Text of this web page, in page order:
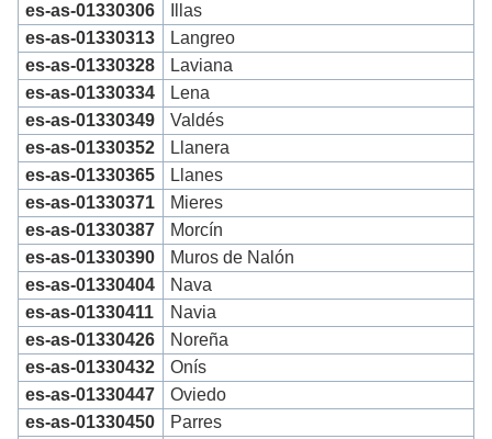
es-as-01330306
Illas
es-as-01330313
Langreo
es-as-01330328
Laviana
es-as-01330334
Lena
es-as-01330349
Valdés
es-as-01330352
Llanera
es-as-01330365
Llanes
es-as-01330371
Mieres
es-as-01330387
Morcín
es-as-01330390
Muros de Nalón
es-as-01330404
Nava
es-as-01330411
Navia
es-as-01330426
Noreña
es-as-01330432
Onís
es-as-01330447
Oviedo
es-as-01330450
Parres